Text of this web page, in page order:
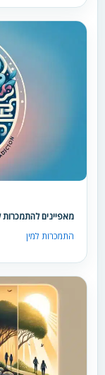
מאפיינים להתמכרות
התמכרות למין